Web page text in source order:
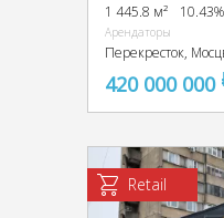
1 445.8 м² 10.43%
Арендаторы
420 000 000
Retail